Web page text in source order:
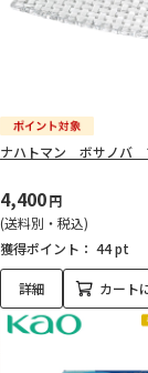
ナハトマン ボサノバ
4,400円
(送料別・税込)
獲得ポイント： 44 pt
詳細 カート